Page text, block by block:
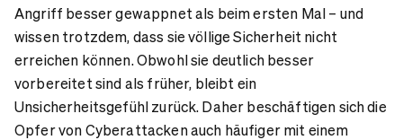
Angriff besser gewappnet als beim ersten Mal – und
wissen trotzdem, dass sie völlige Sicherheit nicht
erreichen können. Obwohl sie deutlich besser
vorbereitet sind als früher, bleibt ein
Unsicherheitsgefühl zurück. Daher beschäftigen sich die
Opfer von Cyberattacken auch häufiger mit einem